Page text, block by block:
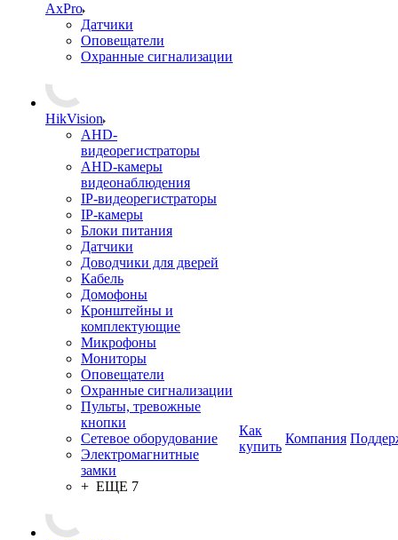
AxPro
Датчики
Оповещатели
Охранные сигнализации
HikVision
AHD-
видеорегистраторы
AHD-камеры
видеонаблюдения
IP-видеорегистраторы
IP-камеры
Блоки питания
Датчики
Доводчики для дверей
Кабель
Домофоны
Кронштейны и
комплектующие
Микрофоны
Мониторы
Оповещатели
Охранные сигнализации
Пульты, тревожные
кнопки
Сетевое оборудование
Электромагнитные
замки
+ ЕЩЕ 7
Как
купить
Компания